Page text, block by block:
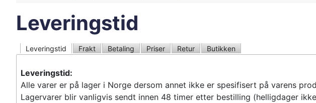
Leveringstid
Leveringstid Frakt Betaling Priser Retur Butikken
Leveringstid:
Alle varer er på lager i Norge dersom annet ikke er spesifisert på varens
Lagervarer blir vanligvis sendt innen 48 timer etter bestilling (helligdager